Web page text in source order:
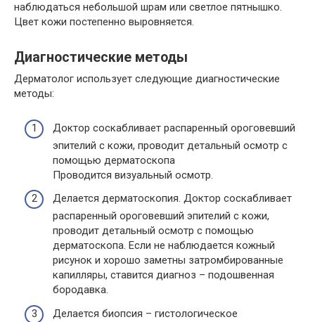
наблюдаться небольшой шрам или светлое пятнышко.
Цвет кожи постепенно выровняется.
Диагностические методы
Дерматолог использует следующие диагностические
методы:
Доктор соскабливает распаренный ороговевший
эпителий с кожи, проводит детальный осмотр с
помощью дерматоскопа
Проводится визуальный осмотр.
Делается дерматоскопия. Доктор соскабливает
распаренный ороговевший эпителий с кожи,
проводит детальный осмотр с помощью
дерматоскопа. Если не наблюдается кожный
рисунок и хорошо заметны затромбированные
капилляры, ставится диагноз – подошвенная
бородавка.
Делается биопсия – гистологическое